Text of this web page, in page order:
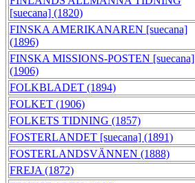
[suecana] (1820)
FINSKA AMERIKANAREN [suecana]
(1896)
FINSKA MISSIONS-POSTEN [suecana]
(1906)
FOLKBLADET (1894)
FOLKET (1906)
FOLKETS TIDNING (1857)
FOSTERLANDET [suecana] (1891)
FOSTERLANDSVÄNNEN (1888)
FREJA (1872)